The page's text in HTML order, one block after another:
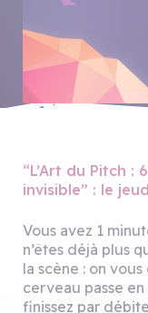
“L’Art du Pitch :
invisible” : le
Vous avez 1
n’êtes déjà plus
la scène : on
cerveau passe
finissez par